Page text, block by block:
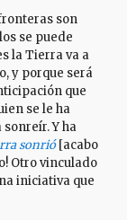
son
se puede
la Tierra va a
y porque será
que
se le ha
Y ha
sonrió[acabo
Otro vinculado
iniciativa que